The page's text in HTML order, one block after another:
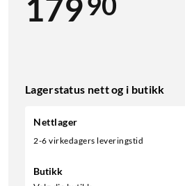
179
Lagerstatus nett og i butikk
Nettlager
2-6 virkedagers leveringstid
Butikk